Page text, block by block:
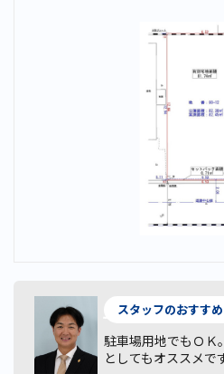
スタッフのおすす
駐車場用地でもＯＫ
としてもオススメで